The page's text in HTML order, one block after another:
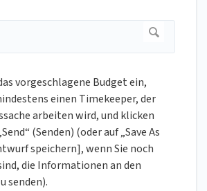
vorgeschlagene Budget ein,
einen Timekeeper, der
arbeiten wird, und klicken
(Senden) (oder auf „Save As
speichern], wenn Sie noch
die Informationen an den
senden).